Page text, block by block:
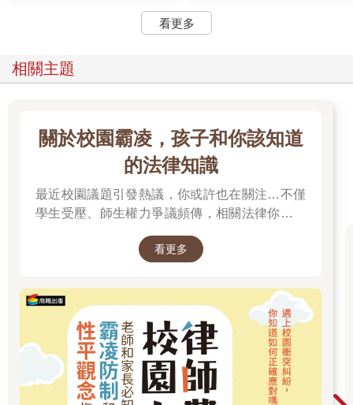
看更多
相關主題
關於校園霸凌，孩子和你該知道
的法律知識
最近校園議題引發熱議，你或許也在關注…不僅
學生受壓、師生權力爭議頻傳，相關法律你有了
看更多